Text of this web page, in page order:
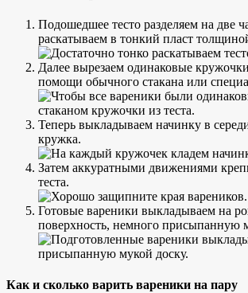
Подошедшее тесто разделяем на две
раскатываем в тонкий пласт
Далее вырезаем одинаковые
помощи обычного стакана или
Теперь выкладываем начинку в
кружка.
Затем аккуратными движениями
теста.
Готовые вареники выкладываем на
поверхность, немного присыпанную
Как и сколько варить вареники на пару